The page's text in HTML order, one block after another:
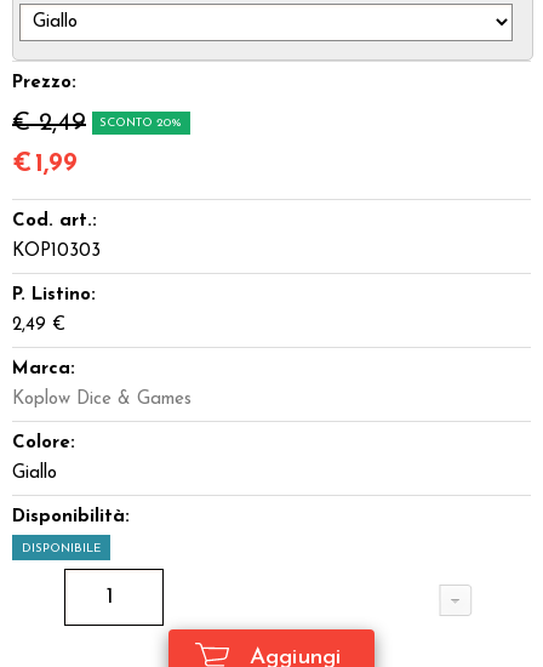
Dadi
Accessori
Giocattoli e Gadget
Offerte del Dragone
Prezzo:
€ 2,49 SCONTO 20%
€ 1,99
Cod. art.:
KOP10303
P. Listino:
2,49 €
Marca:
Koplow Dice & Games
Colore:
Giallo
Disponibilità:
DISPONIBILE